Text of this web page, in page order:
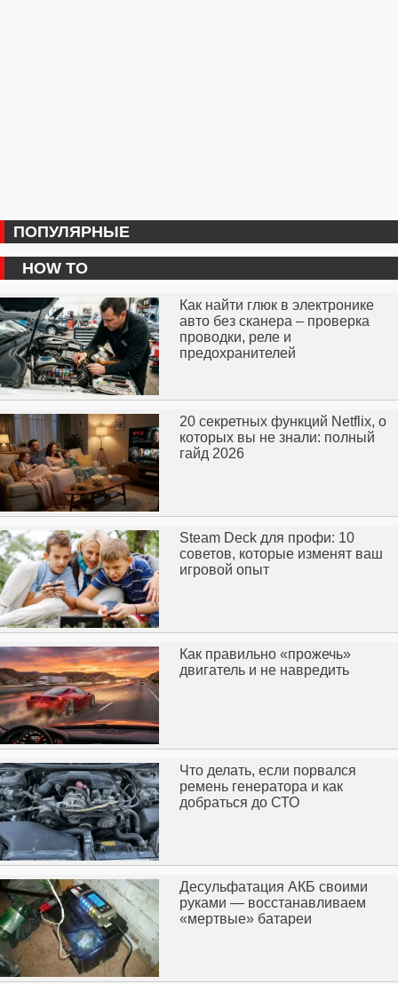
ПОПУЛЯРНЫЕ
HOW TO
Как найти глюк в электронике
авто без сканера – проверка
проводки, реле и
предохранителей
20 секретных функций Netflix, о
которых вы не знали: полный
гайд 2026
Steam Deck для профи: 10
советов, которые изменят ваш
игровой опыт
Как правильно «прожечь»
двигатель и не навредить
Что делать, если порвался
ремень генератора и как
добраться до СТО
Десульфатация АКБ своими
руками — восстанавливаем
«мертвые» батареи